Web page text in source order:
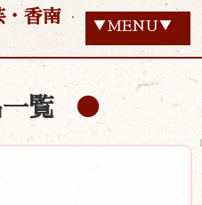
・香南
▼MENU▼
覧